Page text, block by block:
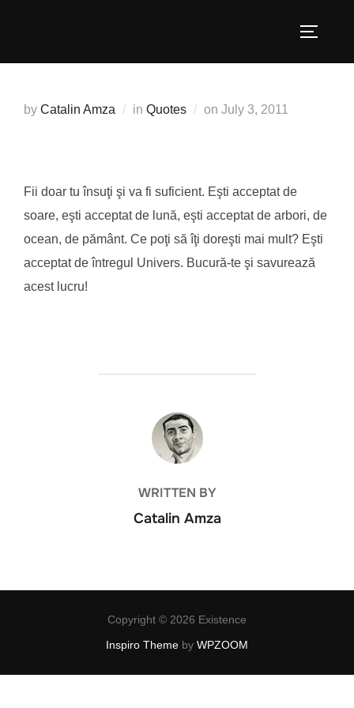
by Catalin Amza in Quotes on Posted
July 3, 2011
Fii doar tu însuţi şi va fi suficient. Eşti acceptat de
soare, eşti acceptat de lună, eşti acceptat de arbori, de
ocean, de pământ. Ce poţi să îţi doreşti mai mult? Eşti
acceptat de întregul Univers. Bucură-te şi savurează
acest lucru!
POST AUTHOR
WRITTEN BY
Catalin Amza
Copyright © 2026 Existence
Inspiro Theme by WPZOOM